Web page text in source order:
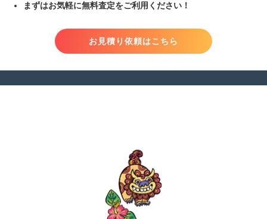
まずはお気軽に無料査定をご利用ください！
お見積り依頼はこちら